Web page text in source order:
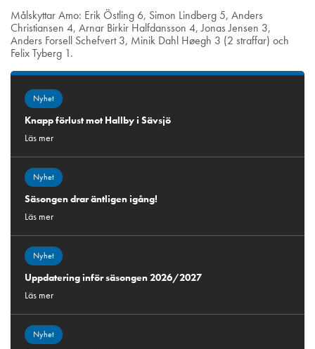
Målskyttar Amo: Erik Östling 6, Simon Lindberg 5, Anders
Christiansen 4, Arnar Birkir Halfdansson 4, Jonas Jensen 3,
Anders Forsell Schefvert 3, Minik Dahl Høegh 3 (2 straffar) och
Felix Tyberg 1.
Nyhet
Knapp förlust mot Hallby i Sävsjö
Läs mer
Nyhet
Säsongen drar äntligen igång!
Läs mer
Nyhet
Uppdatering inför säsongen 2026/2027
Läs mer
Nyhet